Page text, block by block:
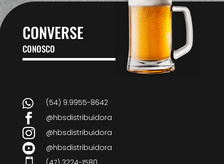
CONVERSE
CONOSCO
 (54) 9.9955-8642
 @hbsdistribuidora
 @hbsdistribuidora
 @hbsdistribuidora